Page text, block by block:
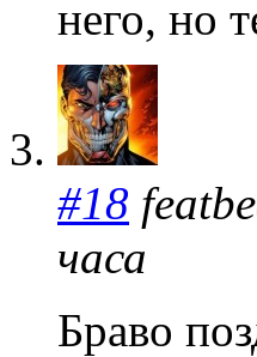
него, но
#18
часа
Браво